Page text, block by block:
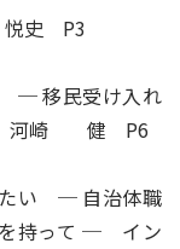
悦史 P3
─ 移民受け入れ
─ 河崎 健 P6
たい ─ 自治体職
を持って ─ イン